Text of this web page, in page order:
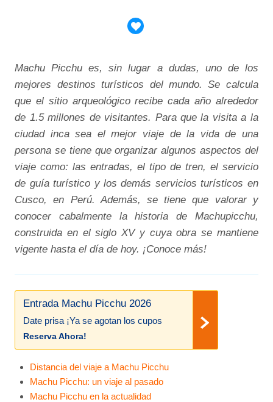
Machu Picchu es, sin lugar a dudas, uno de los
mejores destinos turísticos del mundo. Se calcula
que el sitio arqueológico recibe cada año alrededor
de 1.5 millones de visitantes. Para que la visita a la
ciudad inca sea el mejor viaje de la vida de una
persona se tiene que organizar algunos aspectos del
viaje como: las entradas, el tipo de tren, el servicio
de guía turístico y los demás servicios turísticos en
Cusco, en Perú. Además, se tiene que valorar y
conocer cabalmente la historia de Machupicchu,
construida en el siglo XV y cuya obra se mantiene
vigente hasta el día de hoy. ¡Conoce más!
Entrada Machu Picchu 2026
Date prisa ¡Ya se agotan los cupos
Reserva Ahora!
Distancia del viaje a Machu Picchu
Machu Picchu: un viaje al pasado
Machu Picchu en la actualidad